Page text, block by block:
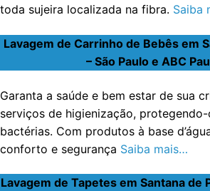
toda sujeira localizada na fibra. Saiba
Lavagem de Carrinho de Bebês em
– São Paulo e ABC
Garanta a saúde e bem estar de sua
serviços de higienização,
bactérias. Com produtos à base
conforto e segurança Saiba mais…
Lavagem de Tapetes em Santana de